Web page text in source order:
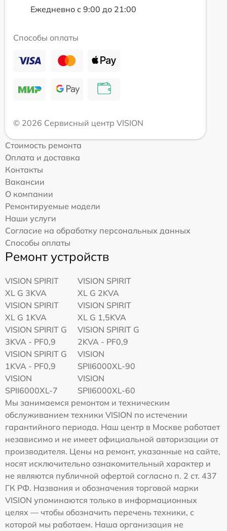
Ежедневно с 9:00 до 21:00
Способы оплаты
© 2026 Сервисный центр VISION
Стоимость ремонта
Оплата и доставка
Контакты
Вакансии
О компании
Ремонтируемые модели
Наши услуги
Согласие на обработку персональных данных
Способы оплаты
Ремонт устройств
VISION SPIRIT
XL G 3KVA
VISION SPIRIT
XL G 2KVA
VISION SPIRIT
XL G 1KVA
VISION SPIRIT
XL G 1,5KVA
VISION SPIRIT G
3KVA - PF0,9
VISION SPIRIT G
2KVA - PF0,9
VISION SPIRIT G
1KVA - PF0,9
VISION
SPII6000XL-90
VISION
SPII6000XL-7
VISION
SPII6000XL-60
Мы занимаемся ремонтом и техническим
обслуживанием техники VISION по истечении
гарантийного периода. Наш центр в Москве работает
независимо и не имеет официальной авторизации от
производителя. Цены на ремонт, указанные на сайте,
носят исключительно ознакомительный характер и
не являются публичной офертой согласно п. 2 ст. 437
ГК РФ. Названия и обозначения торговой марки
VISION упоминаются только в информационных
целях — чтобы обозначить перечень техники, с
которой мы работаем. Наша организация не